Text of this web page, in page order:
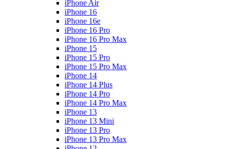
iPhone Air
iPhone 16
iPhone 16e
iPhone 16 Pro
iPhone 16 Pro Max
iPhone 15
iPhone 15 Pro
iPhone 15 Pro Max
iPhone 14
iPhone 14 Plus
iPhone 14 Pro
iPhone 14 Pro Max
iPhone 13
iPhone 13 Mini
iPhone 13 Pro
iPhone 13 Pro Max